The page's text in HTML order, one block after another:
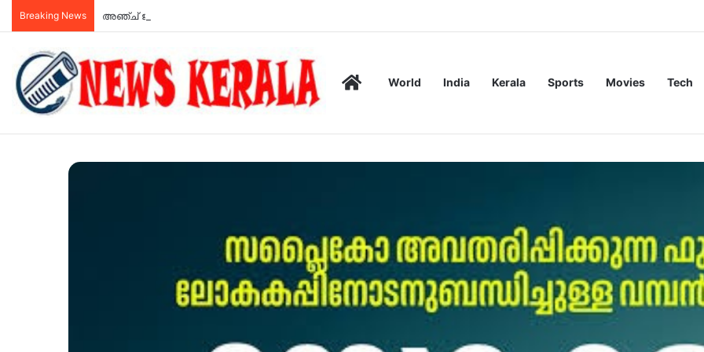
Breaking News അഞ്ച് ജില്ലകളിലെ വിദ്യാഭ്യാസ സ്ഥാപനങ്ങൾക്ക് നാളെ (വെള്ളിയാഴ്ച) അവധി
HomeWorld India Kerala Sports Movies Tech